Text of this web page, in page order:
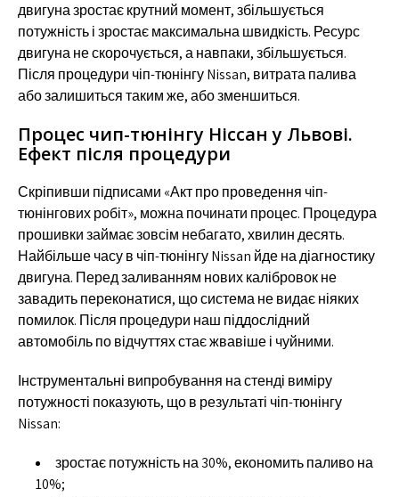
двигуна зростає крутний момент, збільшується
потужність і зростає максимальна швидкість. Ресурс
двигуна не скорочується, а навпаки, збільшується.
Після процедури чіп-тюнінгу Nissan, витрата палива
або залишиться таким же, або зменшиться.
Процес чип-тюнінгу Ніссан у Львові.
Ефект після процедури
Скріпивши підписами «Акт про проведення чіп-
тюнінгових робіт», можна починати процес. Процедура
прошивки займає зовсім небагато, хвилин десять.
Найбільше часу в чіп-тюнінгу Nissan йде на діагностику
двигуна. Перед заливанням нових калібровок не
завадить переконатися, що система не видає ніяких
помилок. Після процедури наш піддослідний
автомобіль по відчуттях стає жвавіше і чуйними.
Інструментальні випробування на стенді виміру
потужності показують, що в результаті чіп-тюнінгу
Nissan:
зростає потужність на 30%, економить паливо на
10%;